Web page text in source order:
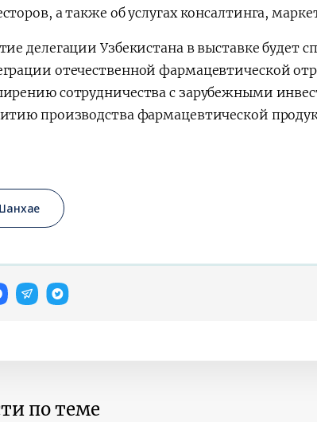
а также об услугах консалтинга,
делегации Узбекистана в выставке будет
отечественной фармацевтической
сотрудничества с зарубежными
производства фармацевтической
по теме